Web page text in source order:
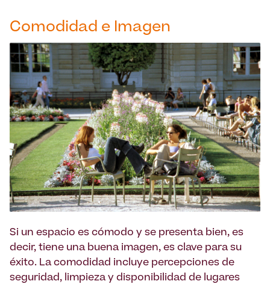
Comodidad e Imagen
Si un espacio es cómodo y se presenta bien, es
decir, tiene una buena imagen, es clave para su
éxito. La comodidad incluye percepciones de
seguridad, limpieza y disponibilidad de lugares